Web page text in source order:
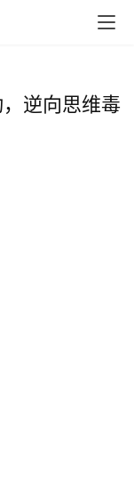
逆向思维毒